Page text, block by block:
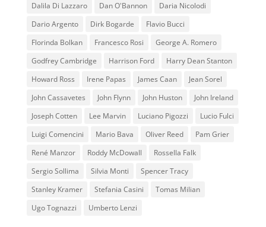
Dalila Di Lazzaro
Dan O'Bannon
Daria Nicolodi
Dario Argento
Dirk Bogarde
Flavio Bucci
Florinda Bolkan
Francesco Rosi
George A. Romero
Godfrey Cambridge
Harrison Ford
Harry Dean Stanton
Howard Ross
Irene Papas James Caan
Jean Sorel
John Cassavetes
John Flynn John Huston
John Ireland
Joseph Cotten
Lee Marvin Luciano Pigozzi
Lucio Fulci
Luigi Comencini
Mario Bava Oliver Reed
Pam Grier
René Manzor
Roddy McDowall
Rossella Falk
Sergio Sollima
Silvia Monti
Spencer Tracy
Stanley Kramer
Stefania Casini
Tomas Milian
Ugo Tognazzi
Umberto Lenzi